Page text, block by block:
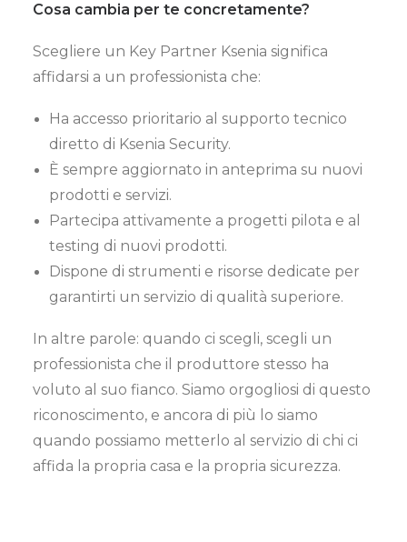
Cosa cambia per te concretamente?
Scegliere un Key Partner Ksenia significa
affidarsi a un professionista che:
Ha accesso prioritario al supporto tecnico
diretto di Ksenia Security.
È sempre aggiornato in anteprima su nuovi
prodotti e servizi.
Partecipa attivamente a progetti pilota e al
testing di nuovi prodotti.
Dispone di strumenti e risorse dedicate per
garantirti un servizio di qualità superiore.
In altre parole: quando ci scegli, scegli un
professionista che il produttore stesso ha
voluto al suo fianco. Siamo orgogliosi di questo
riconoscimento, e ancora di più lo siamo
quando possiamo metterlo al servizio di chi ci
affida la propria casa e la propria sicurezza.